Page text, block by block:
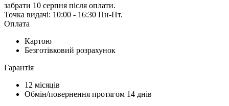
забрати 10 серпня після оплати.
Точка видачі: 10:00 - 16:30 Пн-Пт.
Оплата
Картою
Безготівковий розрахунок
Гарантія
12 місяців
Обмін/повернення протягом 14 днів